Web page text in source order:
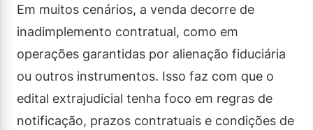
Em muitos cenários, a venda decorre de
inadimplemento contratual, como em
operações garantidas por alienação fiduciária
ou outros instrumentos. Isso faz com que o
edital extrajudicial tenha foco em regras de
notificação, prazos contratuais e condições de